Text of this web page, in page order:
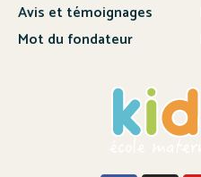
Avis et témoignages
Mot du fondateur